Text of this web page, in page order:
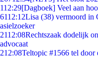
112:29[Dagboek] Veel aan
6112:12Lisa (38) vermoord in
asielzoeker
2112:08Rechtszaak dodelijk
advocaat
212:08Teltopic #1566 tel door